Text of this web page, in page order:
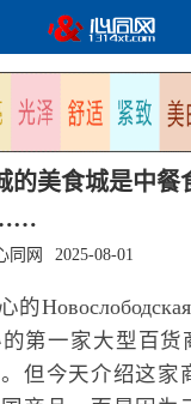
的美食城是中餐
……
同网 2025-08-01
的
第一家大型百货
但今天介绍这家